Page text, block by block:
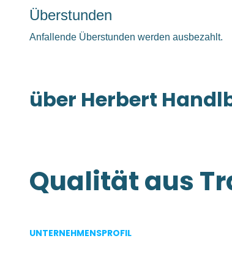
Überstunden
Anfallende Überstunden werden ausbezahlt.
über Herbert
Qualität aus
Verantwortung
UNTERNEHMENSPROFIL